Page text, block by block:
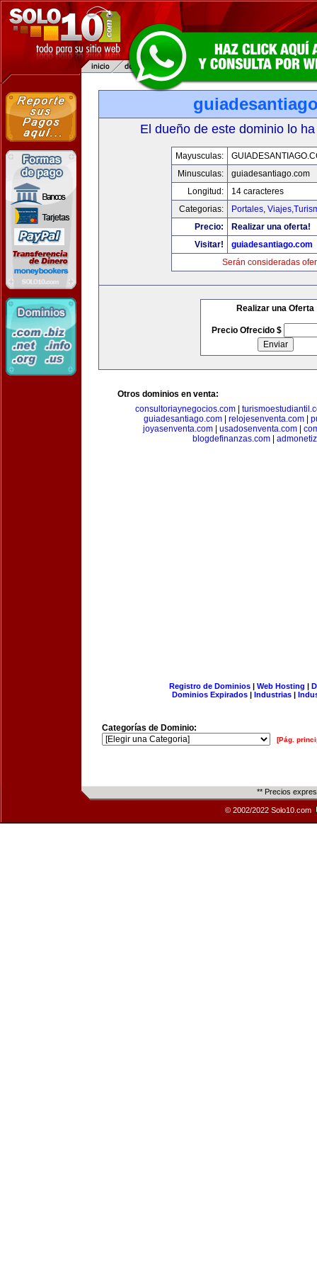
El dueño de este dominio lo
Mayusculas:
Minusculas:
guiadesantiago.com
Longitud:
14 caracteres
Categorias:
Portales,
Precio:
Realizar una oferta!
Visitar!
guiadesantiago.com
Serán consideradas
Realizar una Oferta
Precio Ofrecido $
Otros dominios en venta:
consultoriaynegocios.com
guiadesantiago.com| relojesenventa.com|
joyasenventa.com
usadosenventa.com
blogdefinanzas.com|
Registro de Dominios| Web Hosting |
Dominios Expirados | Industrias |
Categorías de Dominio:
[Pág.
** Precios
© 2002/2022 Solo10.com